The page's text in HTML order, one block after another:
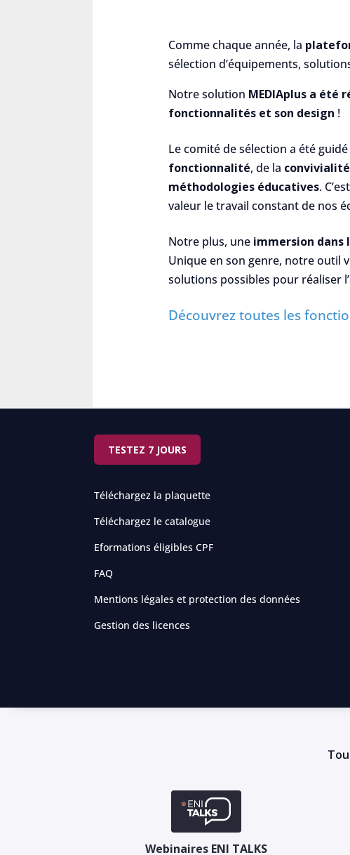
Comme chaque année, la
sélection d’équipements,
Notre solution MEDIAplus a été
fonctionnalités et son design !
Le comité de sélection a été
fonctionnalité, de la convivialité
méthodologies éducatives.
valeur le travail constant de nos
Notre plus, une immersion dans
Unique en son genre, notre outil
solutions possibles pour réaliser
Découvrez toutes les
TESTEZ 7 JOURS
Téléchargez la plaquette
Téléchargez le catalogue
Eformations éligibles CPF
FAQ
Mentions légales et protection des données
Gestion des licences
Webinaires ENI TALKS